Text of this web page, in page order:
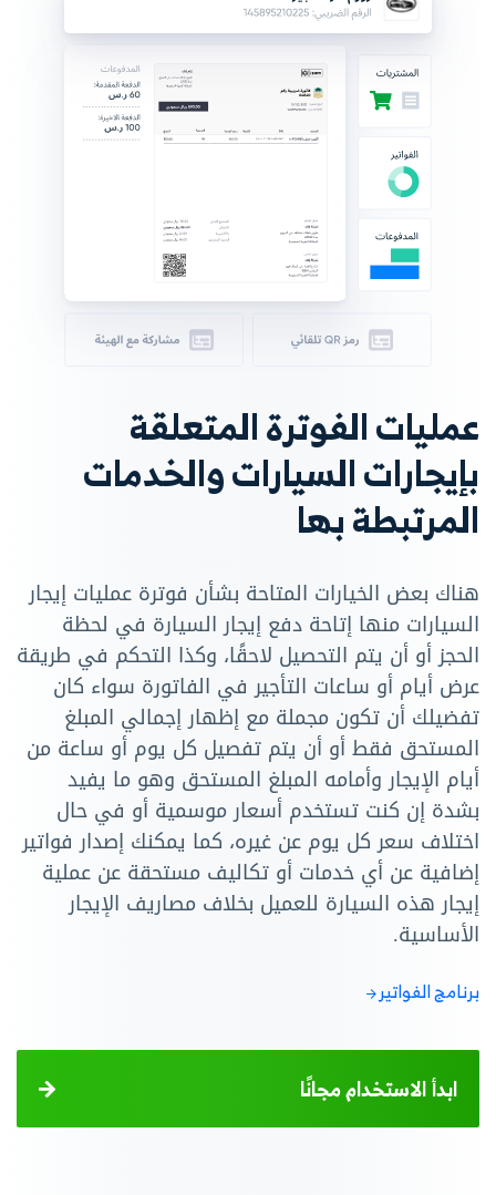
عمليات الفوترة المتعلقة
بإيجارات السيارات والخدمات
المرتبطة بها
هناك بعض الخيارات المتاحة بشأن فوترة عمليات إيجار
السيارات منها إتاحة دفع إيجار السيارة في لحظة
الحجز أو أن يتم التحصيل لاحقًا، وكذا التحكم في طريقة
عرض أيام أو ساعات التأجير في الفاتورة سواء كان
تفضيلك أن تكون مجملة مع إظهار إجمالي المبلغ
المستحق فقط أو أن يتم تفصيل كل يوم أو ساعة من
أيام الإيجار وأمامه المبلغ المستحق وهو ما يفيد
بشدة إن كنت تستخدم أسعار موسمية أو في حال
اختلاف سعر كل يوم عن غيره، كما يمكنك إصدار فواتير
إضافية عن أي خدمات أو تكاليف مستحقة عن عملية
إيجار هذه السيارة للعميل بخلاف مصاريف الإيجار
الأساسية.
برنامج الفواتير
ابدأ الاستخدام مجانًا